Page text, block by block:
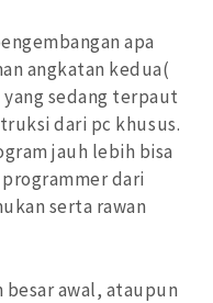
apa
angkatan kedua(
yang sedang terpaut
dari pc khusus.
jauh lebih bisa
dari
serta rawan
besar awal, ataupun